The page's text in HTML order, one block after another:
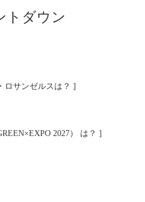
トダウン
ロサンゼルスは？ ]
2027） は？ ]